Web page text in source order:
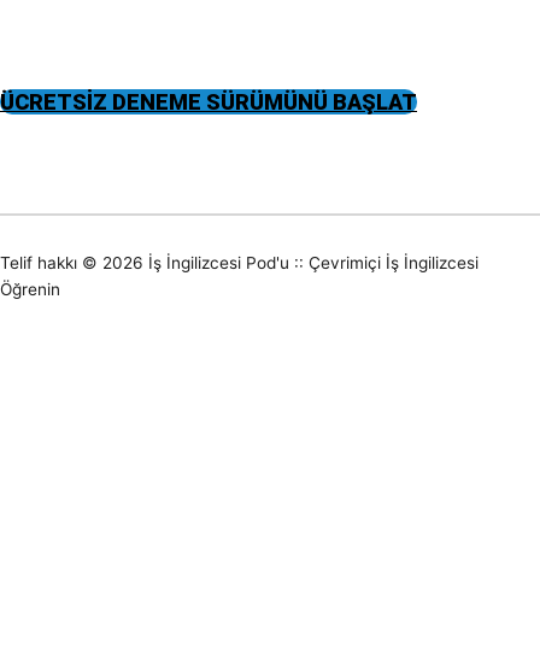
ÜCRETSİZ DENEME SÜRÜMÜNÜ BAŞLAT
Telif hakkı © 2026 İş İngilizcesi Pod'u :: Çevrimiçi İş İngilizcesi
Öğrenin